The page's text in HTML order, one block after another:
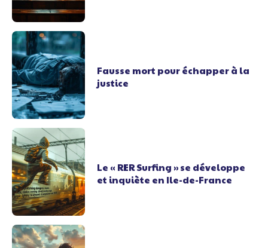
Fausse mort pour échapper à la
justice
Le « RER Surfing » se développe
et inquiète en Ile-de-France